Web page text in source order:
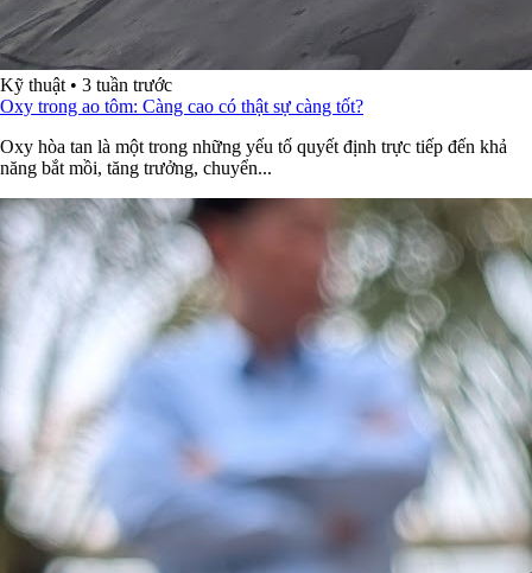
Kỹ thuật • 3 tuần trước
Oxy trong ao tôm: Càng cao có thật sự càng tốt?
Oxy hòa tan là một trong những yếu tố quyết định trực tiếp đến khả
năng bắt mồi, tăng trưởng, chuyển...